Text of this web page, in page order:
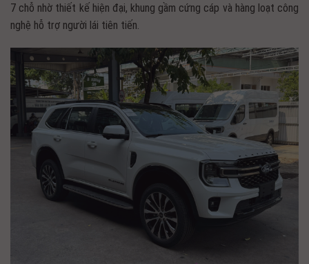
7 chỗ nhờ thiết kế hiện đại, khung gầm cứng cáp và hàng loạt công
nghệ hỗ trợ người lái tiên tiến.